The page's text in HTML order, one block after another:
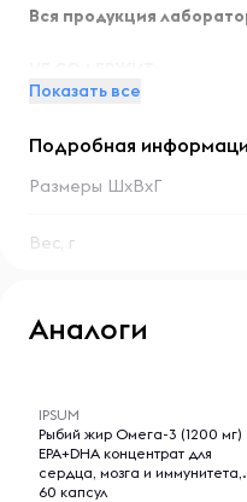
Вся продукция
минеральных масел,
Показать все
Подробная
Размеры ШхВхГ
Вес, г
Аналоги
IPSUM
Рыбий жир Омега-3 (1200 мг)
EPA+DHA концентрат для
сердца, мозга и иммунитета,
60 капсул